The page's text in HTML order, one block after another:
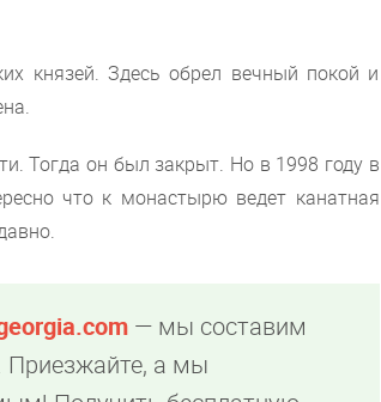
князей. Здесь обрел вечный покой и
Тогда он был закрыт. Но в 1998 году в
что к монастырю ведет канатная
— мы составим
Приезжайте, а мы